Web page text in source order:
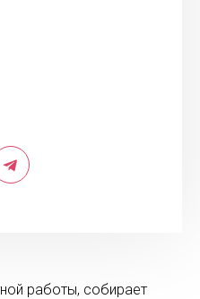
работы, собирает